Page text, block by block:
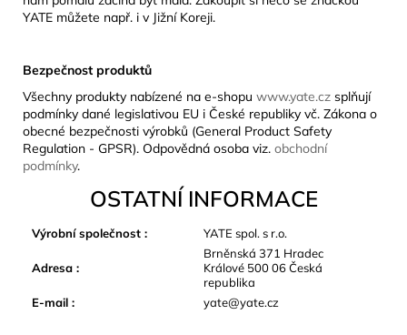
YATE můžete např. i v Jižní Koreji.
Bezpečnost produktů
Všechny produkty nabízené na e-shopu www.yate.cz splňují
podmínky dané legislativou EU i České republiky vč. Zákona o
obecné bezpečnosti výrobků (General Product Safety
Regulation - GPSR). Odpovědná osoba viz. obchodní
podmínky.
OSTATNÍ INFORMACE
Výrobní společnost : YATE spol. s r.o.
Adresa :
Brněnská 371 Hradec
Králové 500 06 Česká
republika
E-mail : yate@yate.cz